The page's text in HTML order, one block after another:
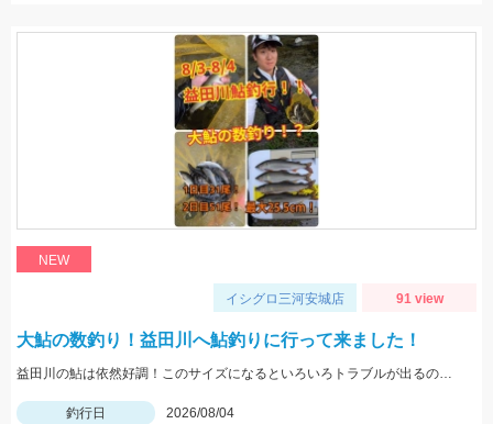
NEW
イシグロ三河安城店 91 view
大鮎の数釣り！益田川へ鮎釣りに行って来ました！
益田川の鮎は依然好調！このサイズになるといろいろトラブルが出るので仕掛けは太めがおすすめです！針は7.5号～８号！三河安城店岩崎釣行
釣行日
2026/08/04